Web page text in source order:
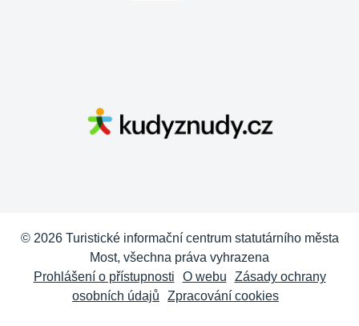
© 2026 Turistické informační centrum statutárního města
Most, všechna práva vyhrazena
Prohlášení o přístupnosti
O webu
Zásady ochrany
osobních údajů
Zpracování cookies